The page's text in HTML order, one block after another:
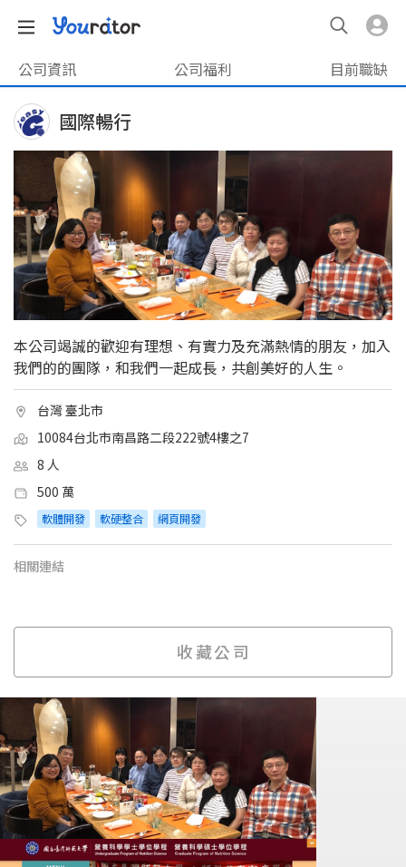
公司資訊 公司福利 目前職缺
國際暢行
本公司竭誠的歡迎有理想、有實力及充滿熱情的朋友，加入
我們的的團隊，和我們一起成長，共創美好的人生。
台灣 臺北市
10084台北市南昌路二段222號4樓之7
8 人
500 萬
軟體開發 軟硬整合 網頁開發
相關連結
收藏公司